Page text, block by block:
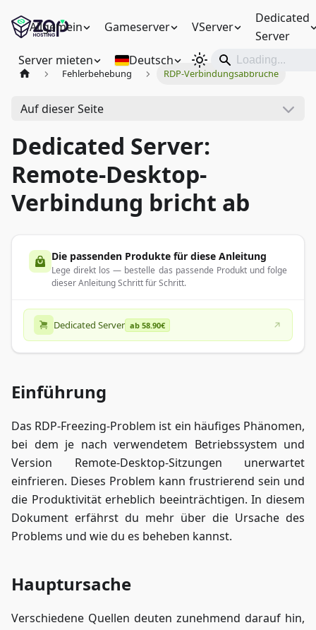
Allgemein Gameserver VServer
Dedicated
Server
Server mieten
Deutsch
Fehlerbehebung RDP-Verbindungsabbrüche
Auf dieser Seite
Dedicated Server:
Remote-Desktop-
Verbindung bricht ab
Die passenden Produkte für diese Anleitung
Lege direkt los — bestelle das passende Produkt und folge
dieser Anleitung Schritt für Schritt.
Dedicated Server ab 58.90€
Einführung
Das RDP-Freezing-Problem ist ein häufiges Phänomen,
bei dem je nach verwendetem Betriebssystem und
Version Remote-Desktop-Sitzungen unerwartet
einfrieren. Dieses Problem kann frustrierend sein und
die Produktivität erheblich beeinträchtigen. In diesem
Dokument erfährst du mehr über die Ursache des
Problems und wie du es beheben kannst.
Hauptursache
Verschiedene Quellen deuten zunehmend darauf hin,